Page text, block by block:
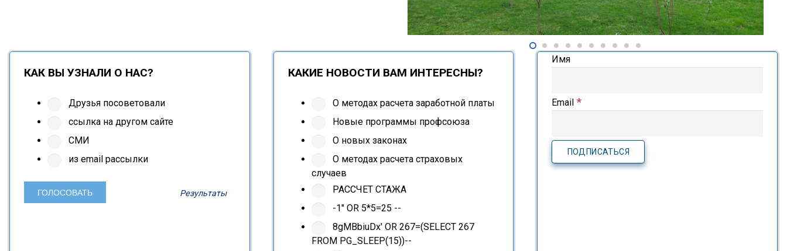
КАК ВЫ УЗНАЛИ О НАС?
Друзья посоветовали
ссылка на другом сайте
СМИ
из email рассылки
Результаты
КАКИЕ НОВОСТИ ВАМ ИНТЕРЕСНЫ?
О методах расчета заработной платы
Новые программы профсоюза
О новых законах
О методах расчета страховых
случаев
РАССЧЕТ СТАЖА
-1" OR 5*5=25 --
8gMBbiuDx' OR 267=(SELECT 267
FROM PG_SLEEP(15))--
Имя
Email*